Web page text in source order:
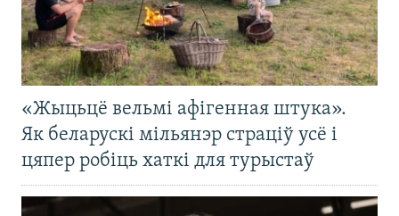
«Жыцьцё вельмі афігенная штука».
Як беларускі мільянэр страціў усё і
цяпер робіць хаткі для турыстаў